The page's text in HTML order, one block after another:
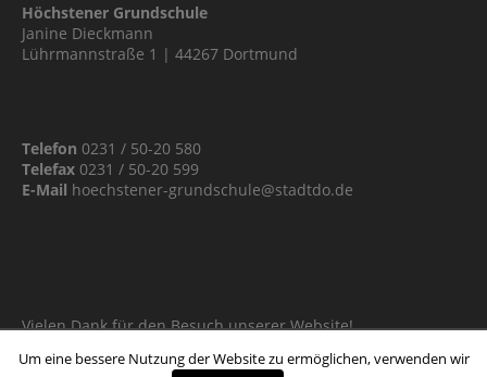
Höchstener Grundschule
Janine Dieckmann
Lührmannstraße 1 | 44267 Dortmund
Telefon 0231 / 50-20 580
Telefax 0231 / 50-20 599
E-Mail hoechstener-grundschule@stadtdo.de
Vielen Dank für den Besuch unserer Website!
Um eine bessere Nutzung der Website zu ermöglichen, verwenden wir